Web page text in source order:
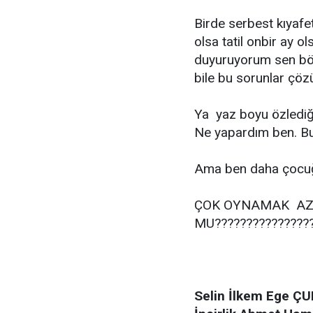
Birde serbest
olsa tatil onbir ay
duyuruyorum sen
bile bu sorunlar
Ya yaz boyu
Ne yapardım ben.
Ama ben daha
ÇOK OYNAMAK
Selin İlkem Ege